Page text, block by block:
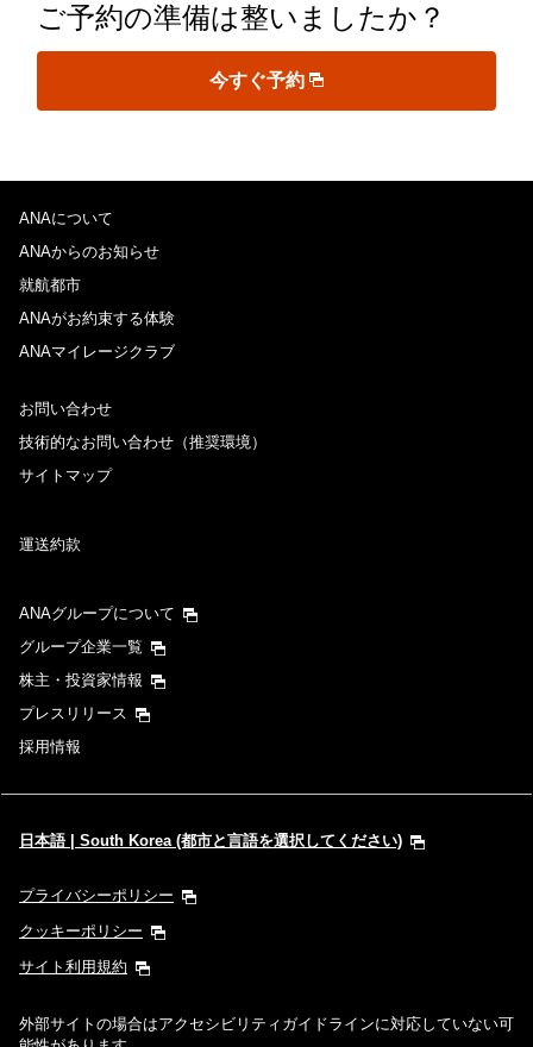
ご予約の準備は整いましたか？
今すぐ予約
ANAについて
ANAからのお知らせ
就航都市
ANAがお約束する体験
ANAマイレージクラブ
お問い合わせ
技術的なお問い合わせ（推奨環境）
サイトマップ
運送約款
ANAグループについて
グループ企業一覧
株主・投資家情報
プレスリリース
採用情報
日本語 | South Korea (都市と言語を選択してください)
プライバシーポリシー
クッキーポリシー
サイト利用規約
外部サイトの場合はアクセシビリティガイドラインに対応していない可